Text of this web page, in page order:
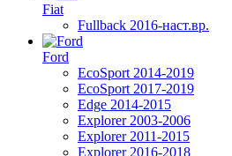
Fiat
Fullback 2016-наст.вр.
Ford
EcoSport 2014-2019
EcoSport 2017-2019
Edge 2014-2015
Explorer 2003-2006
Explorer 2011-2015
Explorer 2016-2018